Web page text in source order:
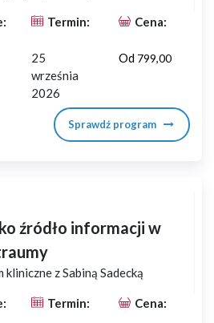
Termin: Cena:
25
września
2026
Od 799,00
Sprawdź program
źródło informacji w
kliniczne z Sabiną Sadecką
Termin: Cena: